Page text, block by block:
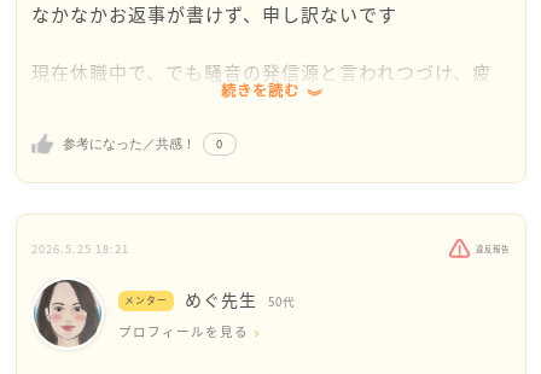
なかなかお返事が書けず、申し訳ないです
現在休職中で、でも騒音の発信源と言われつづけ、疲
弊している状態なんですね
ご事情が書かれていないので、もしかしたら的外れな
アドバイスになってしまうかもしれませんが、休職中
であれば、ご実家に戻られてみてはいかがでしょうか
もしあなたがいない間も騒音があった！と言われた
ら、音が出ているのは絶対にあなたのお部屋ではない
ということになります
そうなれば、大家さんや警察も別の動きをしてもらえ
るようになると思うんですね
続きを読む
参考になった／共感！ 0
2026.5.25 18:21 違反報告
メンター めぐ先生 50代
プロフィールを見る